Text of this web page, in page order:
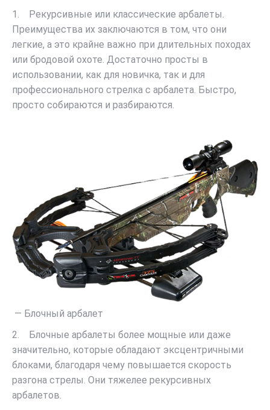
1. Рекурсивные или классические арбалеты.
Преимущества их заключаются в том, что они
легкие, а это крайне важно при длительных походах
или бродовой охоте. Достаточно просты в
использовании, как для новичка, так и для
профессионального стрелка с арбалета. Быстро,
просто собираются и разбираются.
— Блочный арбалет
2. Блочные арбалеты более мощные или даже
значительно, которые обладают эксцентричными
блоками, благодаря чему повышается скорость
разгона стрелы. Они тяжелее рекурсивных
арбалетов.